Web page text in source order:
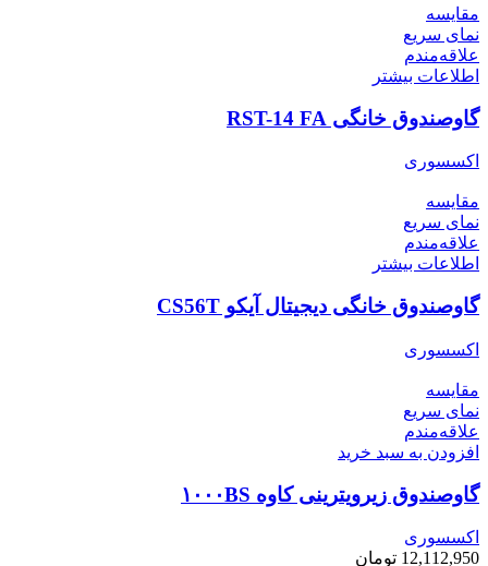
مقایسه
نمای سریع
علاقه‌مندم
اطلاعات بیشتر
گاوصندوق خانگی RST-14 FA
اکسسوری
مقایسه
نمای سریع
علاقه‌مندم
اطلاعات بیشتر
گاوصندوق خانگی دیجیتال آیکو CS56T
اکسسوری
مقایسه
نمای سریع
علاقه‌مندم
افزودن به سبد خرید
گاوصندوق زیرویترینی کاوه ۱۰۰۰BS
اکسسوری
12,112,950 تومان